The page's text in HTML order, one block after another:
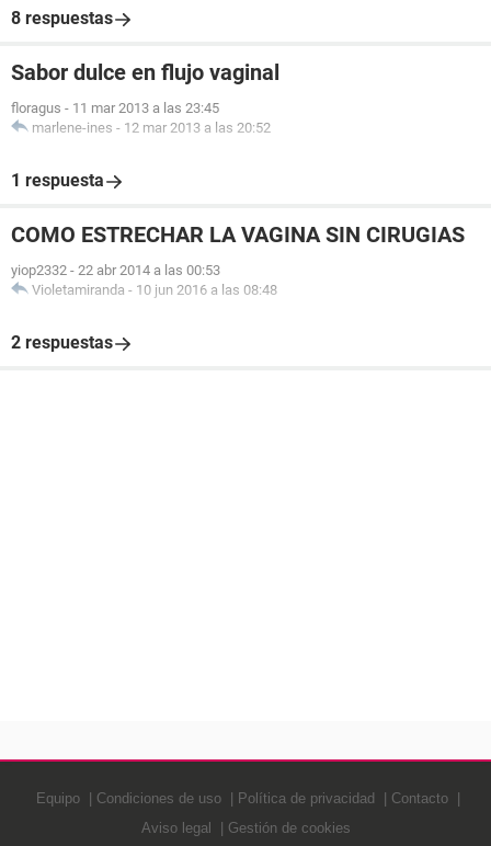
8 respuestas
Sabor dulce en flujo vaginal
floragus - 11 mar 2013 a las 23:45
marlene-ines - 12 mar 2013 a las 20:52
1 respuesta
COMO ESTRECHAR LA VAGINA SIN CIRUGIAS
yiop2332 - 22 abr 2014 a las 00:53
Violetamiranda - 10 jun 2016 a las 08:48
2 respuestas
Equipo Condiciones de uso Política de privacidad
Contacto
Aviso legal
Gestión de cookies